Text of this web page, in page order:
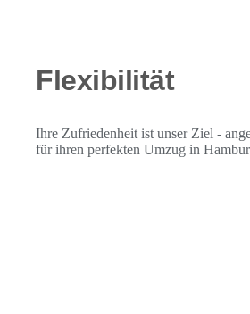
Flexibilität
Ihre Zufriedenheit ist unser Ziel -
für ihren perfekten Umzug in